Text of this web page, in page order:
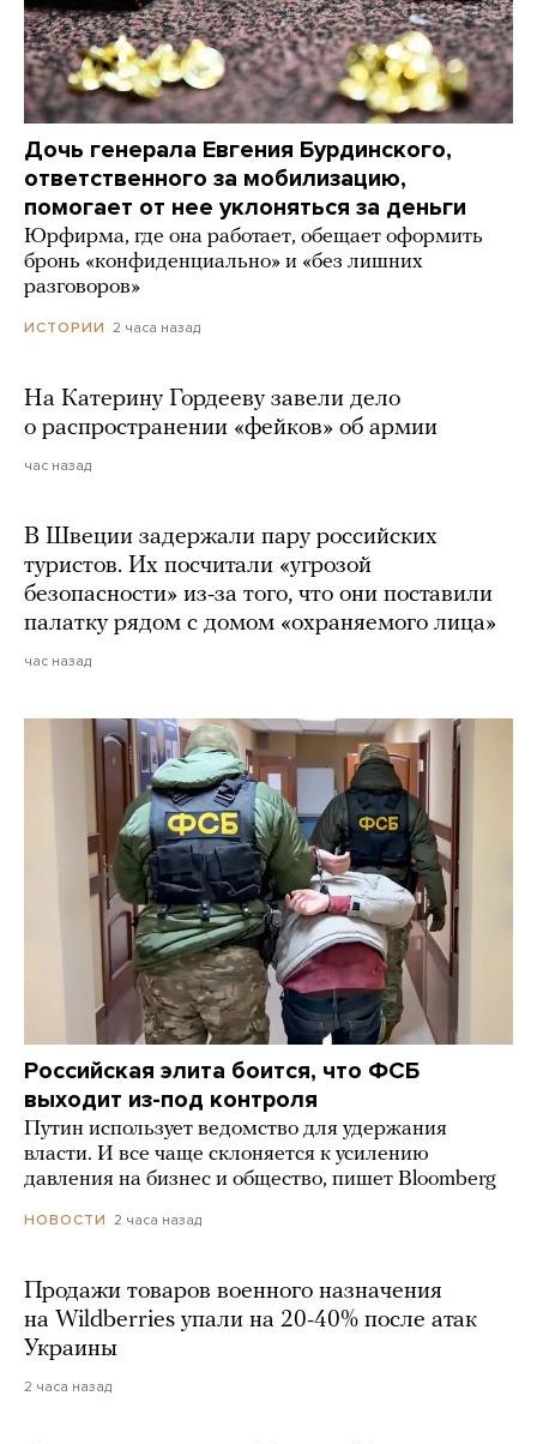
Дочь генерала Евгения Бурдинского,
ответственного за мобилизацию,
помогает от нее уклоняться за деньги
Юрфирма, где она работает, обещает оформить
бронь «конфиденциально» и «без лишних
разговоров»
ИСТОРИИ 2 часа назад
На Катерину Гордееву завели дело
о распространении «фейков» об армии
час назад
В Швеции задержали пару российских
туристов. Их посчитали «угрозой
безопасности» из-за того, что они поставили
палатку рядом с домом «охраняемого лица»
час назад
Российская элита боится, что ФСБ
выходит из-под контроля
Путин использует ведомство для удержания
власти. И все чаще склоняется к усилению
давления на бизнес и общество, пишет Bloomberg
НОВОСТИ 2 часа назад
Продажи товаров военного назначения
на Wildberries упали на 20-40% после атак
Украины
2 часа назад